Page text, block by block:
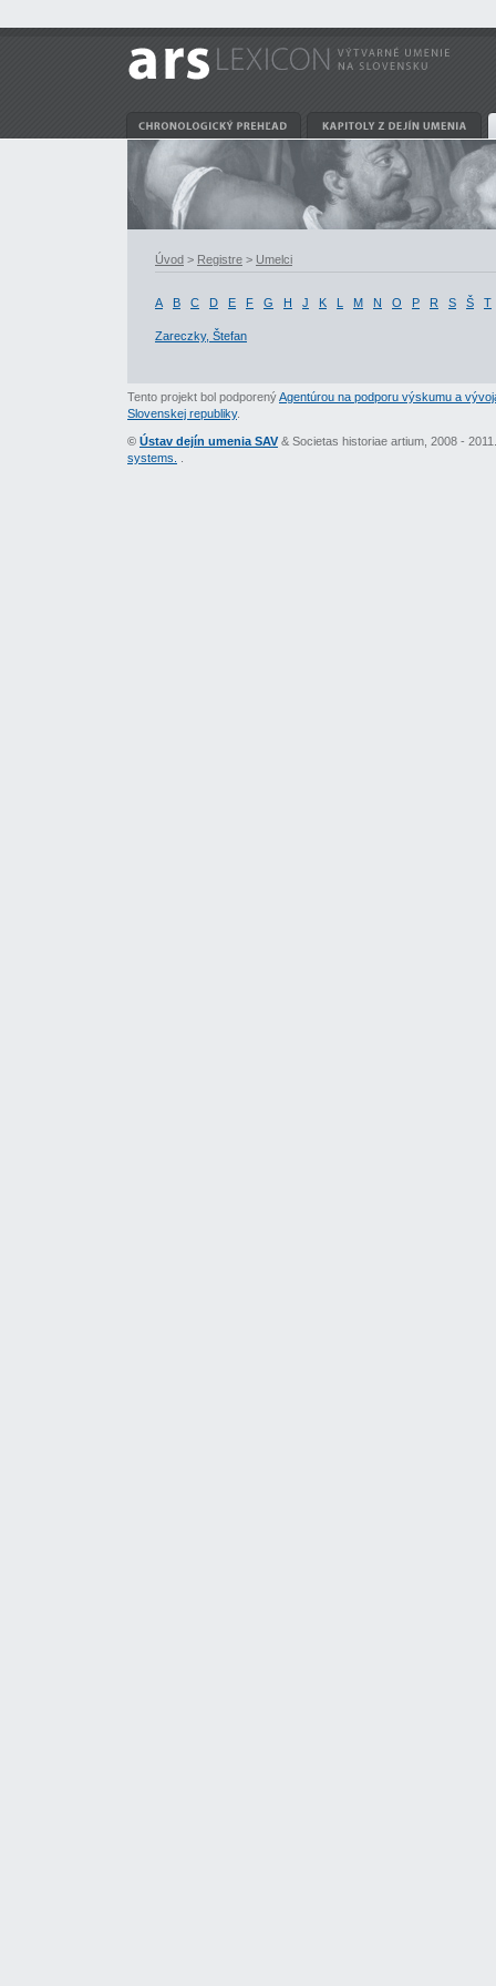
Úvod > Registre > Umelci
A B C D E F G H J K L M N O P R S Š T
Zareczky, Štefan
Tento projekt bol podporenýAgentúrou na podporu výskumu a
Slovenskej republiky.
© Ústav dejín umenia SAV & Societas historiae artium, 2008 -
systems.